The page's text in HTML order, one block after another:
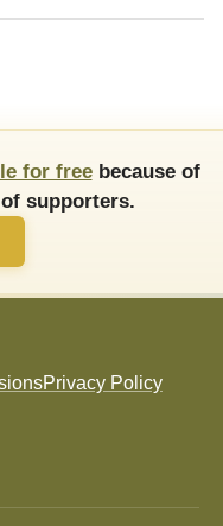
for freebecause of
supporters.
Privacy Policy